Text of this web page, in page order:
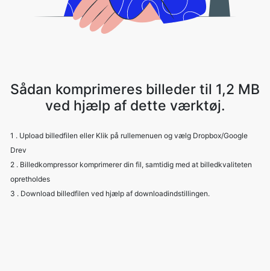
1 . Upload billedfilen eller Klik på rullemenuen og vælg Dropbox/Google
opretholdes
3 . Download billedfilen ved hjælp af downloadindstillingen.